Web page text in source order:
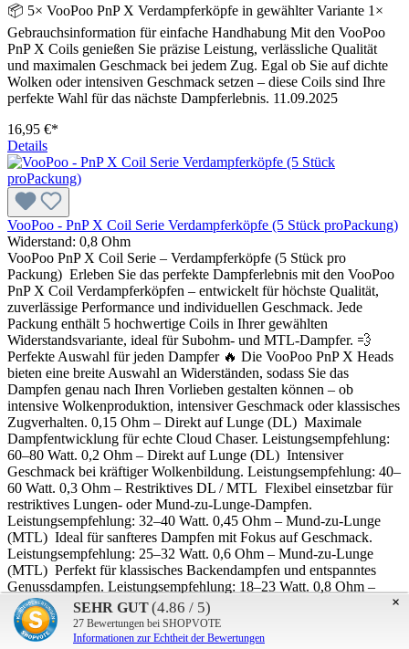
📦 5× VooPoo PnP X Verdampferköpfe in gewählter Variante 1×
Gebrauchsinformation für einfache Handhabung Mit den VooPoo
PnP X Coils genießen Sie präzise Leistung, verlässliche Qualität
und maximalen Geschmack bei jedem Zug. Egal ob Sie auf dichte
Wolken oder intensiven Geschmack setzen – diese Coils sind Ihre
perfekte Wahl für das nächste Dampferlebnis. 11.09.2025
16,95 €*
Details
VooPoo - PnP X Coil Serie Verdampferköpfe (5 Stück proPackung)
Widerstand: 0,8 Ohm
VooPoo PnP X Coil Serie – Verdampferköpfe (5 Stück pro
Packung) Erleben Sie das perfekte Dampferlebnis mit den VooPoo
PnP X Coil Verdampferköpfen – entwickelt für höchste Qualität,
zuverlässige Performance und individuellen Geschmack. Jede
Packung enthält 5 hochwertige Coils in Ihrer gewählten
Widerstandsvariante, ideal für Subohm- und MTL-Dampfer. 💨
Perfekte Auswahl für jeden Dampfer 🔥 Die VooPoo PnP X Heads
bieten eine breite Auswahl an Widerständen, sodass Sie das
Dampfen genau nach Ihren Vorlieben gestalten können – ob
intensive Wolkenproduktion, intensiver Geschmack oder klassisches
Zugverhalten. 0,15 Ohm – Direkt auf Lunge (DL) Maximale
Dampfentwicklung für echte Cloud Chaser. Leistungsempfehlung:
60–80 Watt. 0,2 Ohm – Direkt auf Lunge (DL) Intensiver
Geschmack bei kräftiger Wolkenbildung. Leistungsempfehlung: 40–
60 Watt. 0,3 Ohm – Restriktives DL / MTL Flexibel einsetzbar für
restriktives Lungen- oder Mund-zu-Lunge-Dampfen.
Leistungsempfehlung: 32–40 Watt. 0,45 Ohm – Mund-zu-Lunge
(MTL) Ideal für sanfteres Dampfen mit Fokus auf Geschmack.
Leistungsempfehlung: 25–32 Watt. 0,6 Ohm – Mund-zu-Lunge
(MTL) Perfekt für klassisches Backendampfen und entspanntes
Genussdampfen. Leistungsempfehlung: 18–23 Watt. 0,8 Ohm –
Mund-zu-Lunge (MTL) Sanftes Dampfen mit geringer Leistung,
ideal für den Alltag. Leistungsempfehlung: 12–16 Watt. 1,0 Ohm –
Mund-zu-Lunge (MTL) Niedrigverbrauchs-Coil für lange,
×
SEHR GUT(4.86 / 5)
27 Bewertungen bei SHOPVOTE
Informationen zur Echtheit der Bewertungen